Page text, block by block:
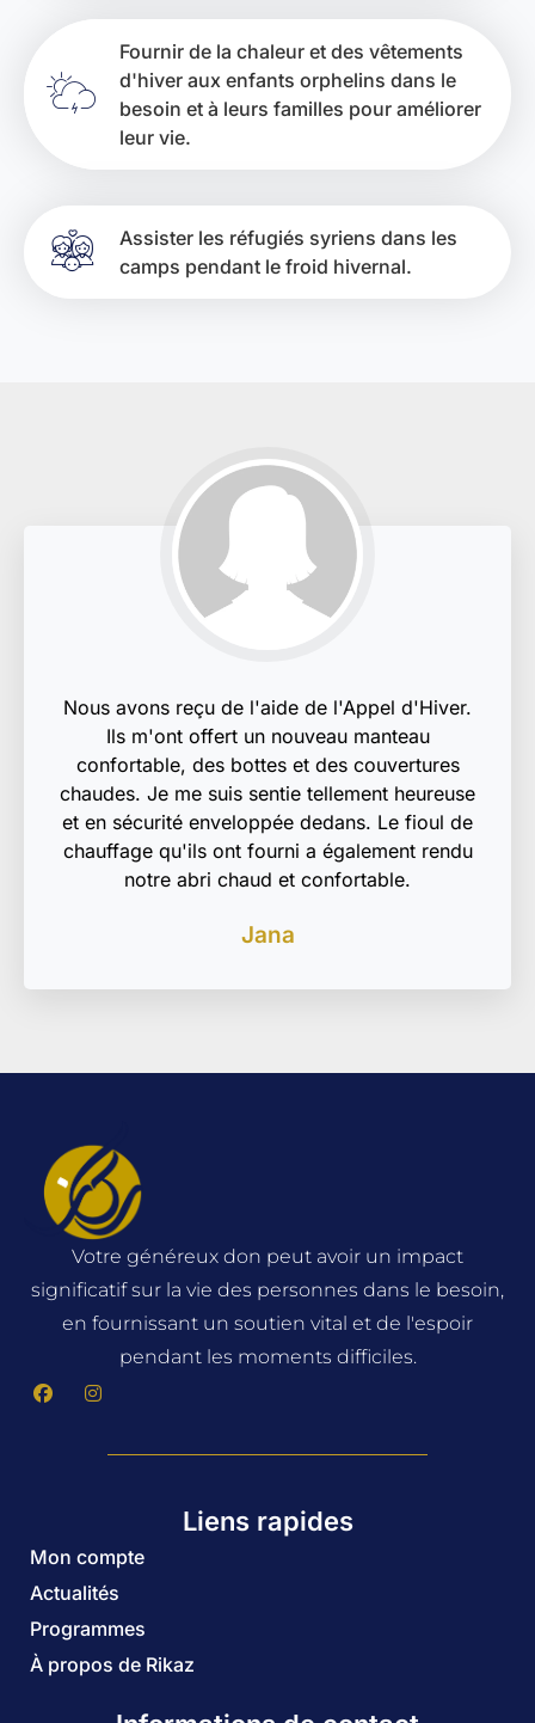
Fournir de la chaleur et des vêtements
d'hiver aux enfants orphelins dans le
besoin et à leurs familles pour améliorer
leur vie.
Assister les réfugiés syriens dans les
camps pendant le froid hivernal.
Nous avons reçu de l'aide de l'Appel d'Hiver.
Ils m'ont offert un nouveau manteau
confortable, des bottes et des couvertures
chaudes. Je me suis sentie tellement heureuse
et en sécurité enveloppée dedans. Le fioul de
chauffage qu'ils ont fourni a également rendu
notre abri chaud et confortable.
Jana
Votre généreux don peut avoir un impact
significatif sur la vie des personnes dans le besoin,
en fournissant un soutien vital et de l'espoir
pendant les moments difficiles.
Liens rapides
Mon compte
Actualités
Programmes
À propos de Rikaz